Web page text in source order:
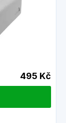
495 Kč